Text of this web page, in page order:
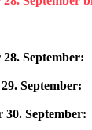
September:
September:
30. September: